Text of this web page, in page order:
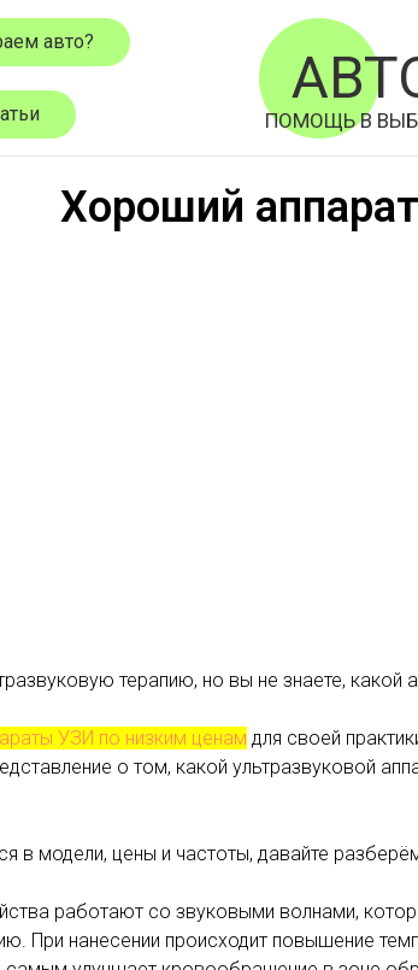
ПОМОЩЬ В
авто?
Хороший
терапию, но вы не знаете, какой
УЗИ по низким ценам для своей
о том, какой ультразвуковой
в модели, цены и частоты, давайте
работают со звуковыми волнами,
При нанесении происходит повышение